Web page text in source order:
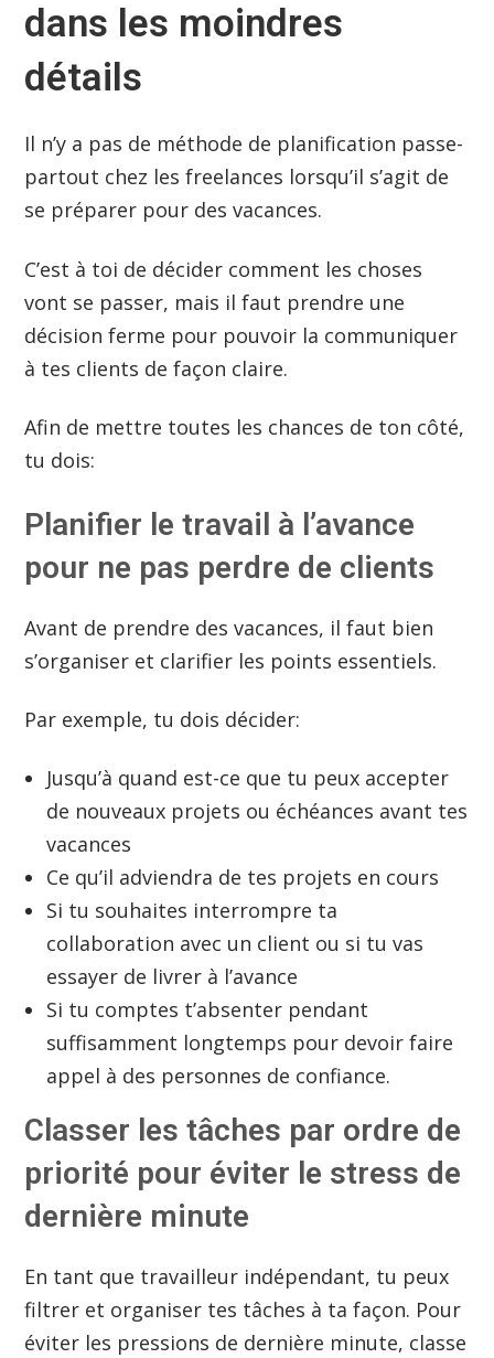
dans les moindres
détails
Il n’y a pas de méthode de planification passe-
partout chez les freelances lorsqu’il s’agit de
se préparer pour des vacances.
C’est à toi de décider comment les choses
vont se passer, mais il faut prendre une
décision ferme pour pouvoir la communiquer
à tes clients de façon claire.
Afin de mettre toutes les chances de ton côté,
tu dois:
Planifier le travail à l’avance
pour ne pas perdre de clients
Avant de prendre des vacances, il faut bien
s’organiser et clarifier les points essentiels.
Par exemple, tu dois décider:
Jusqu’à quand est-ce que tu peux accepter
de nouveaux projets ou échéances avant tes
vacances
Ce qu’il adviendra de tes projets en cours
Si tu souhaites interrompre ta
collaboration avec un client ou si tu vas
essayer de livrer à l’avance
Si tu comptes t’absenter pendant
suffisamment longtemps pour devoir faire
appel à des personnes de confiance.
Classer les tâches par ordre de
priorité pour éviter le stress de
dernière minute
En tant que travailleur indépendant, tu peux
filtrer et organiser tes tâches à ta façon. Pour
éviter les pressions de dernière minute, classe